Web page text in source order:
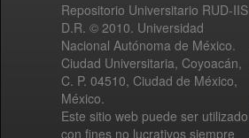
Repositorio Universitario RUD-IIS
D.R. © 2010. Universidad
Nacional Autónoma de México.
Ciudad Universitaria, Coyoacán,
C. P. 04510, Ciudad de México,
México.
Este sitio web puede ser utilizado
con fines no lucrativos siempre